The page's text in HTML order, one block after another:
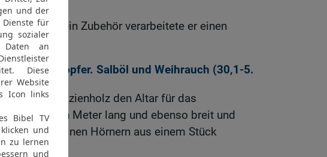
Gold.
und sein Zubehör verarbeitete er einen
Gold.
Räucheropfer. Salböl und Weihrauch (30,1-5.
aus Akazienholz den Altar für das
einen halben Meter lang und ebenso breit und
samt seinen Hörnern aus einem Stück